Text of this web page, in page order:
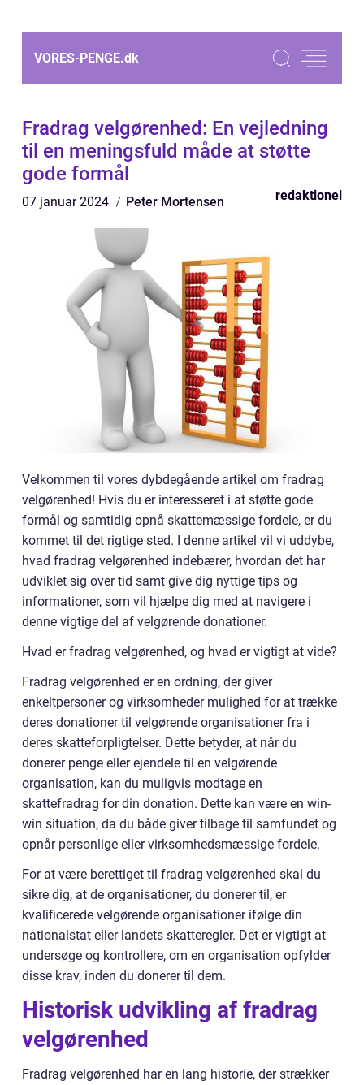
VORES-PENGE.dk
Fradrag velgørenhed: En vejledning
til en meningsfuld måde at støtte
gode formål
07 januar 2024 Peter Mortensen redaktionel
Velkommen til vores dybdegående artikel om fradrag
velgørenhed! Hvis du er interesseret i at støtte gode
formål og samtidig opnå skattemæssige fordele, er du
kommet til det rigtige sted. I denne artikel vil vi uddybe,
hvad fradrag velgørenhed indebærer, hvordan det har
udviklet sig over tid samt give dig nyttige tips og
informationer, som vil hjælpe dig med at navigere i
denne vigtige del af velgørende donationer.
Hvad er fradrag velgørenhed, og hvad er vigtigt at vide?
Fradrag velgørenhed er en ordning, der giver
enkeltpersoner og virksomheder mulighed for at trække
deres donationer til velgørende organisationer fra i
deres skatteforpligtelser. Dette betyder, at når du
donerer penge eller ejendele til en velgørende
organisation, kan du muligvis modtage en
skattefradrag for din donation. Dette kan være en win-
win situation, da du både giver tilbage til samfundet og
opnår personlige eller virksomhedsmæssige fordele.
For at være berettiget til fradrag velgørenhed skal du
sikre dig, at de organisationer, du donerer til, er
kvalificerede velgørende organisationer ifølge din
nationalstat eller landets skatteregler. Det er vigtigt at
undersøge og kontrollere, om en organisation opfylder
disse krav, inden du donerer til dem.
Historisk udvikling af fradrag
velgørenhed
Fradrag velgørenhed har en lang historie, der strækker